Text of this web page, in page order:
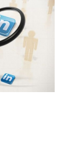
un
en